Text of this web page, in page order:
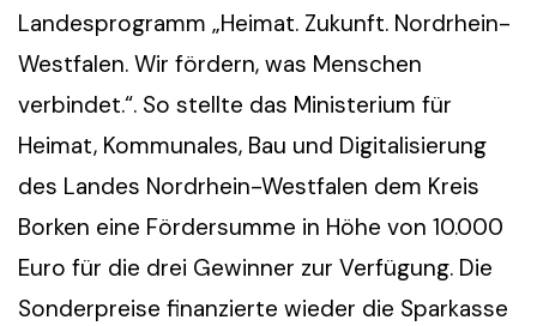
Landesprogramm „Heimat. Zukunft. Nordrhein-
Westfalen. Wir fördern, was Menschen
verbindet.“. So stellte das Ministerium für
Heimat, Kommunales, Bau und Digitalisierung
des Landes Nordrhein-Westfalen dem Kreis
Borken eine Fördersumme in Höhe von 10.000
Euro für die drei Gewinner zur Verfügung. Die
Sonderpreise finanzierte wieder die Sparkasse